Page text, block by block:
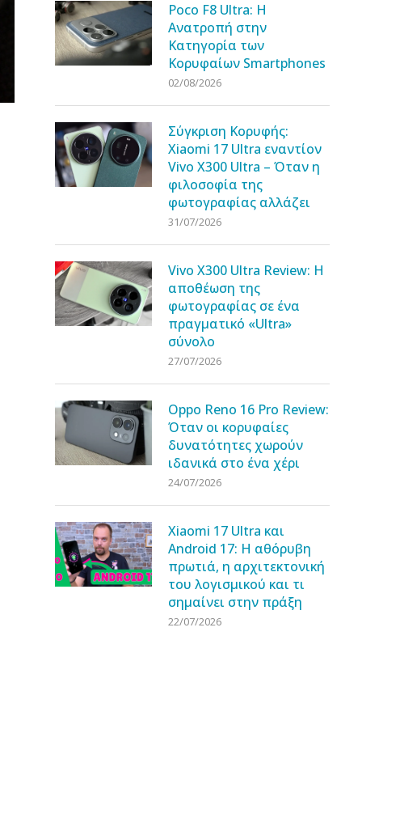
Poco F8 Ultra: Η
Ανατροπή στην
Κατηγορία των
Κορυφαίων Smartphones
02/08/2026
Σύγκριση Κορυφής:
Xiaomi 17 Ultra εναντίον
Vivo X300 Ultra – Όταν η
φιλοσοφία της
φωτογραφίας αλλάζει
31/07/2026
Vivo X300 Ultra Review: Η
αποθέωση της
φωτογραφίας σε ένα
πραγματικό «Ultra»
σύνολο
27/07/2026
Oppo Reno 16 Pro Review:
Όταν οι κορυφαίες
δυνατότητες χωρούν
ιδανικά στο ένα χέρι
24/07/2026
Xiaomi 17 Ultra και
Android 17: Η αθόρυβη
πρωτιά, η αρχιτεκτονική
του λογισμικού και τι
σημαίνει στην πράξη
22/07/2026